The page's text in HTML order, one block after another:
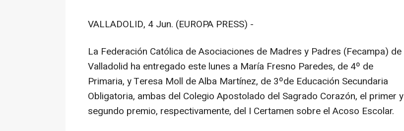
VALLADOLID, 4 Jun. (EUROPA PRESS) -
La Federación Católica de Asociaciones de Madres y Padres (Fecampa) de
Valladolid ha entregado este lunes a María Fresno Paredes, de 4º de
Primaria, y Teresa Moll de Alba Martínez, de 3ºde Educación Secundaria
Obligatoria, ambas del Colegio Apostolado del Sagrado Corazón, el primer y
segundo premio, respectivamente, del I Certamen sobre el Acoso Escolar.